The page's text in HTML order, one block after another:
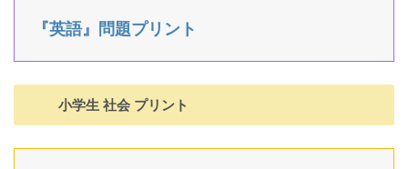
『英語』問題プリント
小学生 社会 プリント